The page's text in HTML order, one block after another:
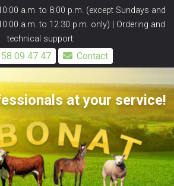
a.m. to 8:00 p.m. (except Sundays and
a.m. to 12:30 p.m. only) | Ordering and
technical support:
09 47 47 Contact
at your service!
cookies